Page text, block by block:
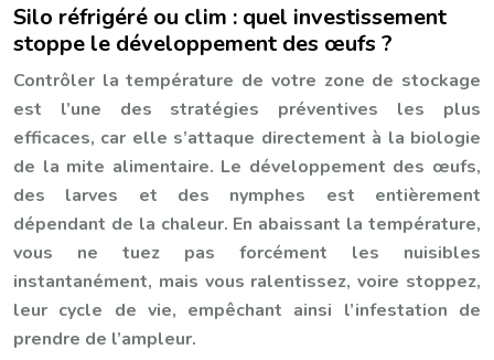
Silo réfrigéré ou clim : quel investissement
stoppe le développement des œufs ?
Contrôler la température de votre zone de stockage
est l’une des stratégies préventives les plus
efficaces, car elle s’attaque directement à la biologie
de la mite alimentaire. Le développement des œufs,
des larves et des nymphes est entièrement
dépendant de la chaleur. En abaissant la température,
vous ne tuez pas forcément les nuisibles
instantanément, mais vous ralentissez, voire stoppez,
leur cycle de vie, empêchant ainsi l’infestation de
prendre de l’ampleur.